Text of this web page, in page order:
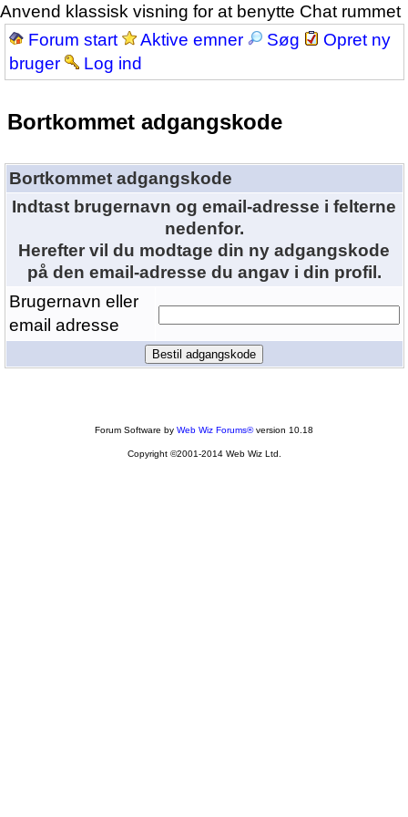
Anvend klassisk visning for at benytte Chat rummet
Forum start
Aktive emner Søg
Opret ny
bruger
Log ind
Bortkommet adgangskode
Bortkommet adgangskode
Indtast brugernavn og email-adresse i felterne
nedenfor.
Herefter vil du modtage din ny adgangskode
på den email-adresse du angav i din profil.
Brugernavn eller
email adresse
Forum Software by Web Wiz Forums®version 10.18
Copyright ©2001-2014 Web Wiz Ltd.